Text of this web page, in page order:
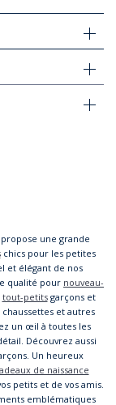
une grande
chics pour les petites
et élégant de nos
qualité pour nouveau-
tout-petitsgarçons et
et autres
un œil à toutes les
Découvrez aussi
Un heureux
de naissance
petits et de vos amis.
emblématiques